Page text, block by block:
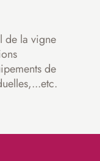
de la vigne
de